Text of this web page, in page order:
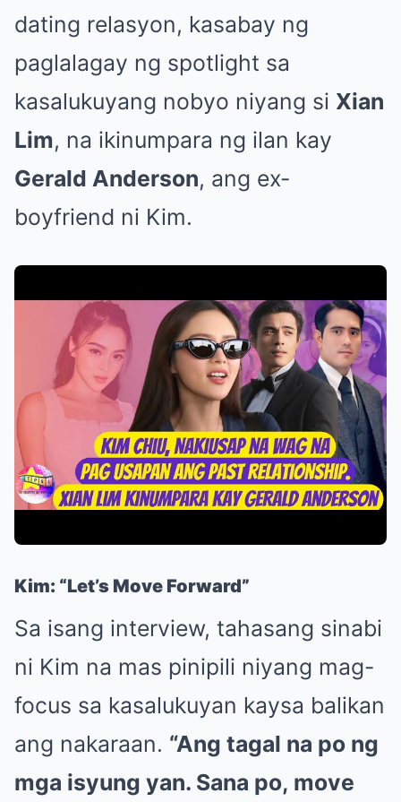
dating relasyon, kasabay ng
paglalagay ng spotlight sa
kasalukuyang nobyo niyang si Xian
Lim, na ikinumpara ng ilan kay
Gerald Anderson, ang ex-
boyfriend ni Kim.
Kim: “Let’s Move Forward”
Sa isang interview, tahasang sinabi
ni Kim na mas pinipili niyang mag-
focus sa kasalukuyan kaysa balikan
ang nakaraan. “Ang tagal na po ng
mga isyung yan. Sana po, move